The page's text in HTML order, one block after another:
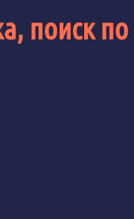
поиск